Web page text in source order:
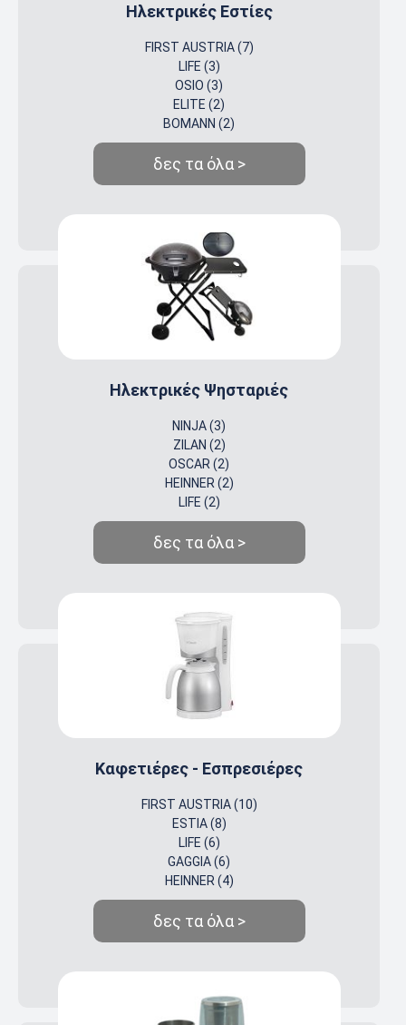
Ηλεκτρικές Εστίες
FIRST AUSTRIA (7)
LIFE (3)
OSIO (3)
ELITE (2)
BOMANN (2)
δες τα όλα >
Ηλεκτρικές Ψησταριές
NINJA (3)
ZILAN (2)
OSCAR (2)
HEINNER (2)
LIFE (2)
δες τα όλα >
Καφετιέρες - Εσπρεσιέρες
FIRST AUSTRIA (10)
ESTIA (8)
LIFE (6)
GAGGIA (6)
HEINNER (4)
δες τα όλα >